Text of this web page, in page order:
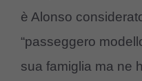
è Alonso
“passeggero
sua famiglia ma ne